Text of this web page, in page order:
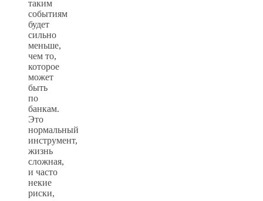
таким
событиям
будет
сильно
меньше,
чем то,
которое
может
быть
по
банкам.
Это
нормальный
инструмент,
жизнь
сложная,
и часто
некие
риски,